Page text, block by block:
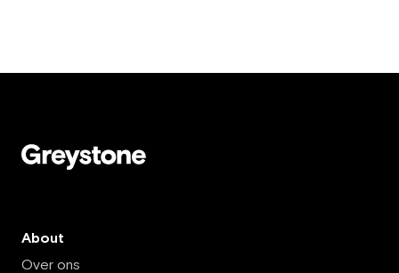
About
Over ons